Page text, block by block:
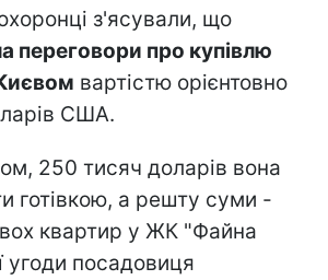
з'ясували, що
переговори про купівлю
вартістю орієнтовно
США.
250 тисяч доларів вона
готівкою, а решту суми -
квартир у ЖК "Файна
угоди посадовиця